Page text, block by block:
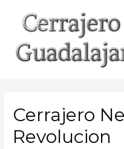
contenido
Cerrajero
Revolucion